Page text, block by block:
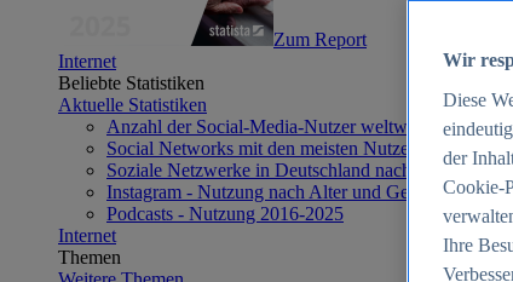
Zum Report
Internet
Beliebte Statistiken
Aktuelle Statistiken
Anzahl der Social-Media-Nutzer weltweit 2012-2025
Social Networks mit den meisten Nutzern weltweit
Soziale Netzwerke in Deutschland nach
Instagram - Nutzung nach Alter und Geschlecht in
Podcasts - Nutzung 2016-2025
Internet
Themen
Wir
Diese
der
Cookie-
Ihre